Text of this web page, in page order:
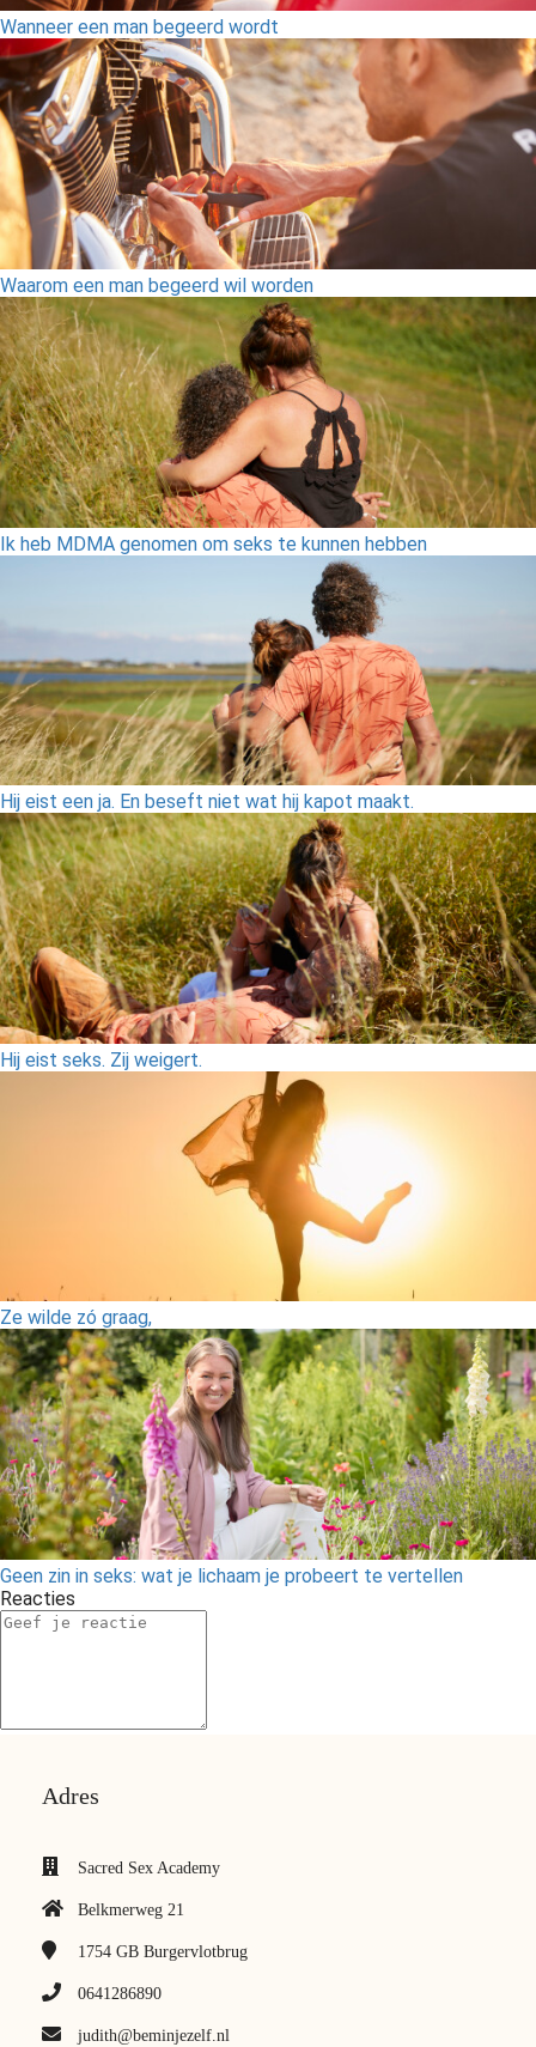
Wanneer een man begeerd wordt
Waarom een man begeerd wil worden
Ik heb MDMA genomen om seks te kunnen hebben
Hij eist een ja. En beseft niet wat hij kapot maakt.
Hij eist seks. Zij weigert.
Ze wilde zó graag,
Geen zin in seks: wat je lichaam je probeert te vertellen
Reacties
Adres
Sacred Sex Academy
Belkmerweg 21
1754 GB Burgervlotbrug
0641286890
judith@beminjezelf.nl